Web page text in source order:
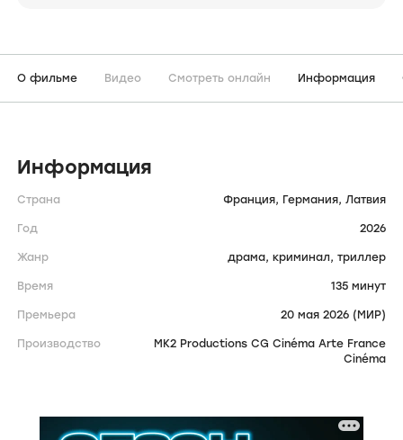
О фильме Видео Смотреть онлайн Информация
Информация
Страна Франция, Германия, Латвия
Год 2026
Жанр драма, криминал, триллер
Время 135 минут
Премьера 20 мая 2026 (МИР)
Производство
MK2 Productions CG Cinéma Arte France
Cinéma